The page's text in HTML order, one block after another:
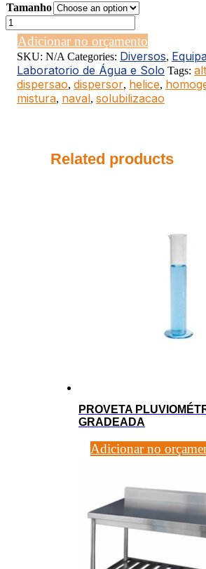
Tamanho
HÉLICE
CENTRÍFUGA
NAVAL
12cm
Inox
(chapa
2mm)
Adicionar no orçamento
SKU: N/A Categories: Diversos,
Laboratorio de Água e Solo Tags:
dispersao, dispersor, helice,
mistura, naval, solubilizacao
Related products
PROVETA
GRADEADA
Adicionar no